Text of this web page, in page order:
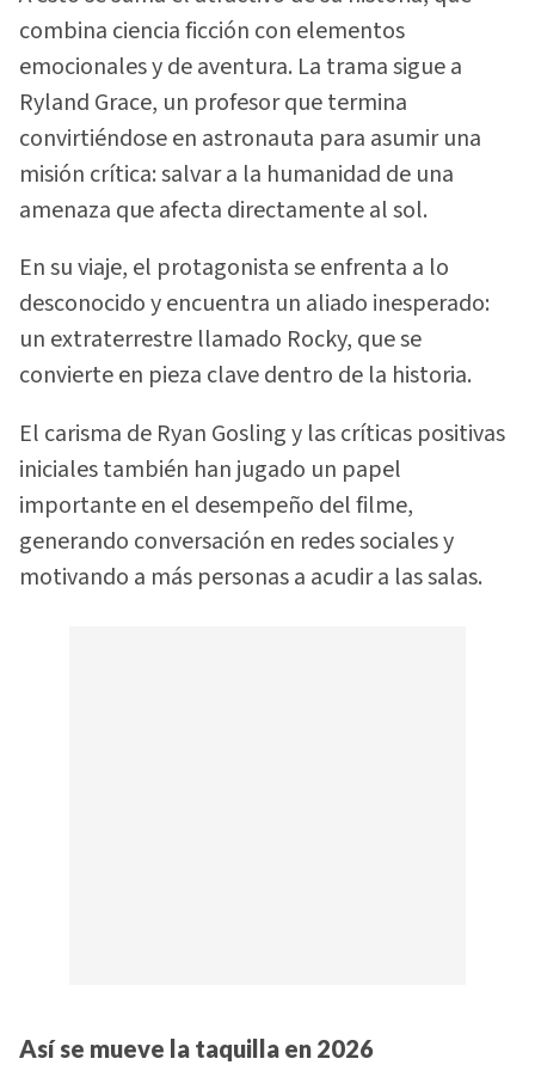
combina ciencia ficción con elementos
emocionales y de aventura. La trama sigue a
Ryland Grace, un profesor que termina
convirtiéndose en astronauta para asumir una
misión crítica: salvar a la humanidad de una
amenaza que afecta directamente al sol.
En su viaje, el protagonista se enfrenta a lo
desconocido y encuentra un aliado inesperado:
un extraterrestre llamado Rocky, que se
convierte en pieza clave dentro de la historia.
El carisma de Ryan Gosling y las críticas positivas
iniciales también han jugado un papel
importante en el desempeño del filme,
generando conversación en redes sociales y
motivando a más personas a acudir a las salas.
Así se mueve la taquilla en 2026